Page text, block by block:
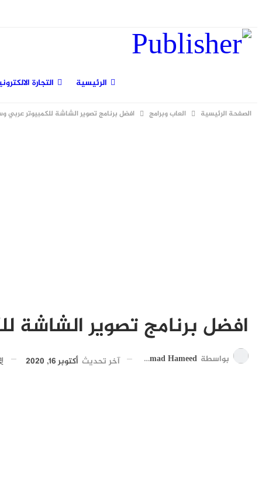
الرئيسية التجارة
الصفحة الرئيسية العاب وبرامج افضل برنامج تصوير الشاشة للكمبيوتر عربي
افضل برنامج تصوير الشاشة
بواسطة Ahmad Hameed آخر تحديث أكتوبر 16, 2020